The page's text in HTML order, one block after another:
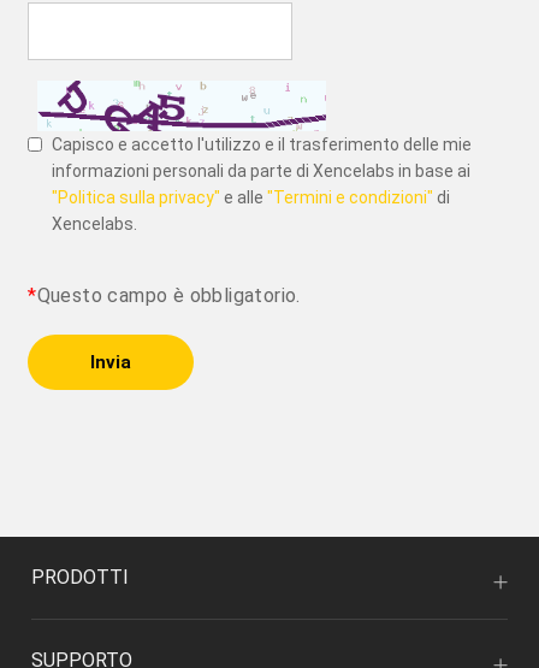
Capisco e accetto l'utilizzo e il trasferimento delle mie
informazioni personali da parte di Xencelabs in base ai
"Politica sulla privacy" e alle"Termini e condizioni" di
Xencelabs.
*Questo campo è obbligatorio.
Invia
PRODOTTI
SUPPORTO